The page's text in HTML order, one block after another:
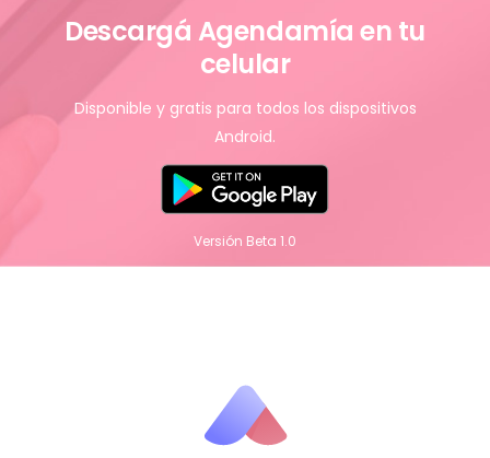
Descargá Agendamía en tu
celular
Disponible y gratis para todos los dispositivos
Android.
Versión Beta 1.0